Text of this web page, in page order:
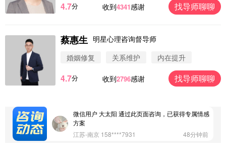
4.7分 收到4341感谢 找导师聊聊
蔡惠生 明星心理咨询督导师
婚姻修复
关系维护 内在提升
4.7分 收到2796感谢 找导师聊聊
微信用户 圆圈 通过此页面咨询，已获得专属情感方
案
微信用户 Vnno 通过此页面咨询，已获得专属情感方
微信用户 大太阳 通过此页面咨询，已获得专属情感
方案
江苏-南京 158****7931
48分钟前